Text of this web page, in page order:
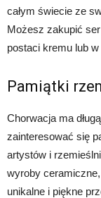
całym świecie ze
Możesz zakupić
postaci kremu lub
Pamiątki
Chorwacja ma
zainteresować się
artystów i
wyroby
unikalne i piękne